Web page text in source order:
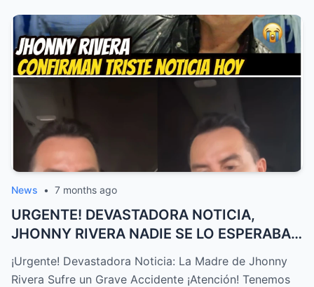
News • 7 months ago
URGENTE! DEVASTADORA NOTICIA,
JHONNY RIVERA NADIE SE LO ESPERABA,
ACAB...
¡Urgente! Devastadora Noticia: La Madre de Jhonny
Rivera Sufre un Grave Accidente ¡Atención! Tenemos